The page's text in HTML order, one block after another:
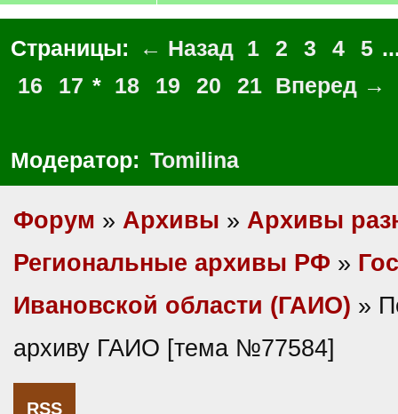
Страницы: ← Назад 1 2 3 4 5
16
17 * 18 19 20 21 Вперед →
Модератор: Tomilina
Форум » Архивы » Архивы
Региональные архивы РФ »
Ивановской области (ГАИО) »
архиву ГАИО [тема №77584]
RSS